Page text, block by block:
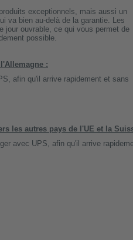
exceptionnels, mais aussi un
va bien au-delà de la garantie. Les
jour ouvrable, ce qui vous permet de
possible.
:
afin qu'il arrive rapidement et sans
les autres pays de l'UE et la
avec UPS, afin qu'il arrive